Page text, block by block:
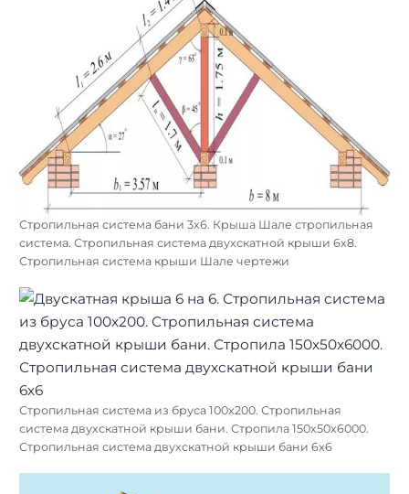
Стропильная система бани 3х6. Крыша Шале стропильная
система. Стропильная система двухскатной крыши 6х8.
Стропильная система крыши Шале чертежи
Стропильная система из бруса 100х200. Стропильная
система двухскатной крыши бани. Стропила 150х50х6000.
Стропильная система двухскатной крыши бани 6х6